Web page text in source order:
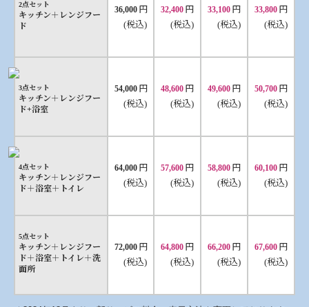
2点セット
キッチン＋レンジフー
ド
36,000 円
(税込)
32,400 円
(税込)
33,100 円
(税込)
33,800 円
(税込)
3点セット
キッチン＋レンジフー
ド+浴室
54,000 円
(税込)
48,600 円
(税込)
49,600 円
(税込)
50,700 円
(税込)
4点セット
キッチン＋レンジフー
ド＋浴室＋トイレ
64,000 円
(税込)
57,600 円
(税込)
58,800 円
(税込)
60,100 円
(税込)
5点セット
キッチン＋レンジフー
ド＋浴室＋トイレ＋洗
面所
72,000 円
(税込)
64,800 円
(税込)
66,200 円
(税込)
67,600 円
(税込)